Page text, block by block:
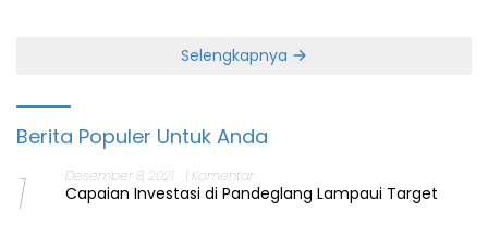
Selengkapnya
Berita Populer Untuk Anda
1 Desember 8, 2021 1 Komentar
Capaian Investasi di Pandeglang Lampaui Target